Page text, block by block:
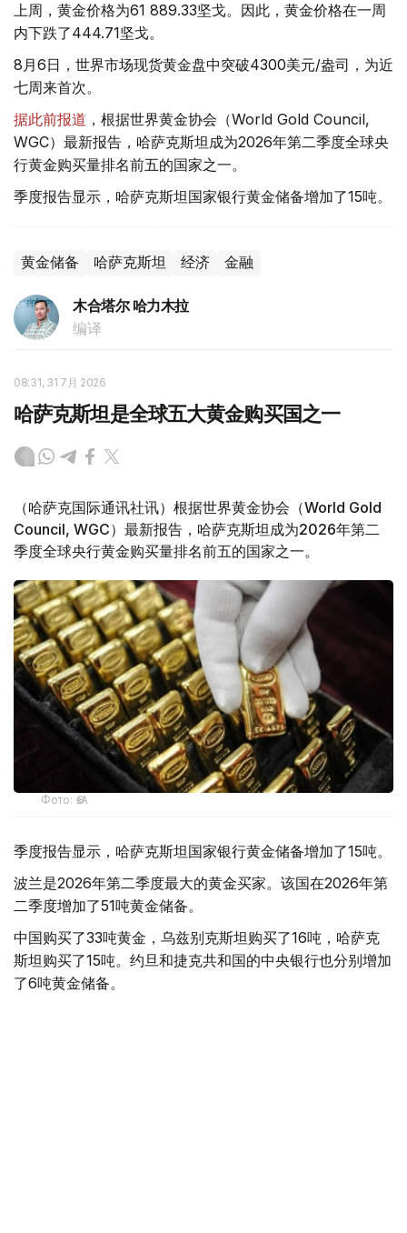
上周，黄金价格为61 889.33坚戈。因此，黄金价格在一周
内下跌了444.71坚戈。
8月6日，世界市场现货黄金盘中突破4300美元/盎司，为近
七周来首次。
据此前报道 ，根据世界黄金协会（World Gold Council,
WGC）最新报告，哈萨克斯坦成为2026年第二季度全球央
行黄金购买量排名前五的国家之一。
季度报告显示，哈萨克斯坦国家银行黄金储备增加了15吨。
黄金储备 哈萨克斯坦 经济 金融
木合塔尔 哈力木拉
编译
08:31, 31 7月 2026
哈萨克斯坦是全球五大黄金购买国之一
（哈萨克国际通讯社讯）根据世界黄金协会（World Gold
Council, WGC）最新报告，哈萨克斯坦成为2026年第二
季度全球央行黄金购买量排名前五的国家之一。
Фото: ӨзА
季度报告显示，哈萨克斯坦国家银行黄金储备增加了15吨。
波兰是2026年第二季度最大的黄金买家。该国在2026年第
二季度增加了51吨黄金储备。
中国购买了33吨黄金，乌兹别克斯坦购买了16吨，哈萨克
斯坦购买了15吨。约旦和捷克共和国的中央银行也分别增加
了6吨黄金储备。